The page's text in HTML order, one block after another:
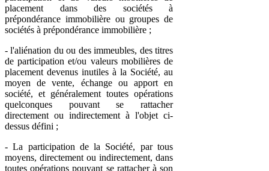
placement dans des sociétés à
prépondérance immobilière ou groupes de
sociétés à prépondérance immobilière ;
- l'aliénation du ou des immeubles, des titres
de participation et/ou valeurs mobilières de
placement devenus inutiles à la Société, au
moyen de vente, échange ou apport en
société, et généralement toutes opérations
quelconques pouvant se rattacher
directement ou indirectement à l'objet ci-
dessus défini ;
- La participation de la Société, par tous
moyens, directement ou indirectement, dans
toutes opérations pouvant se rattacher à son